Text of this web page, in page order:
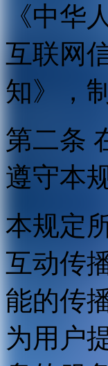
《中华
互联网
知》，
第二条
遵守本
本规定
互动传
能的传
为用户